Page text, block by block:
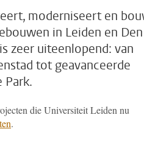
moderniseert en
in Leiden en Den
zeer uiteenlopend: van
tot geavanceerde
Park.
die Universiteit Leiden nu
.